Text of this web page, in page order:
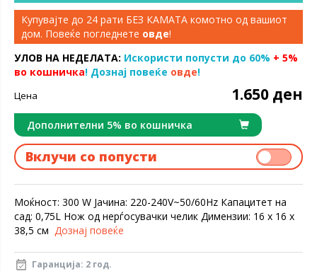
Купувајте до 24 рати БЕЗ КАМАТА комотно од вашиот
дом. Повеќе погледнете овде!
УЛОВ НА НЕДЕЛАТА: Искористи попусти до 60% + 5%
во кошничка! Дознај повеќе овде!
Цена 1.650 ден
Дополнителни 5% во кошничка
Вклучи со попусти
Моќност: 300 W Јачина: 220-240V~50/60Hz Капацитет на
сад: 0,75L Нож од нерѓосувачки челик Димензии: 16 x 16 x
38,5 см Дознај повеќе
Гаранција: 2 год.